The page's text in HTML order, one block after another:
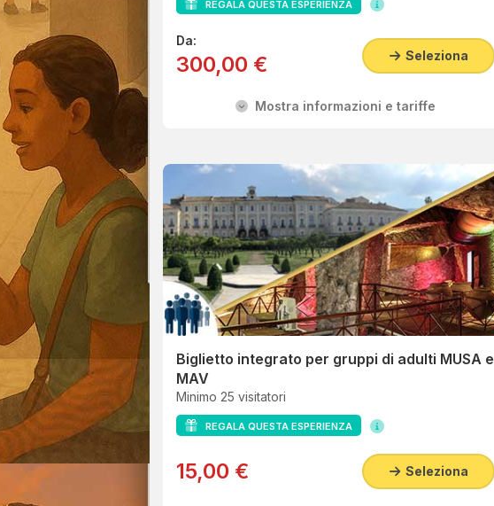
REGALA QUESTA ESPERIENZA
Da:
300,00 € Seleziona
Mostra informazioni e tariffe
Biglietto integrato per gruppi di adulti MUSA e
MAV
Minimo 25 visitatori
REGALA QUESTA ESPERIENZA
15,00 € Seleziona